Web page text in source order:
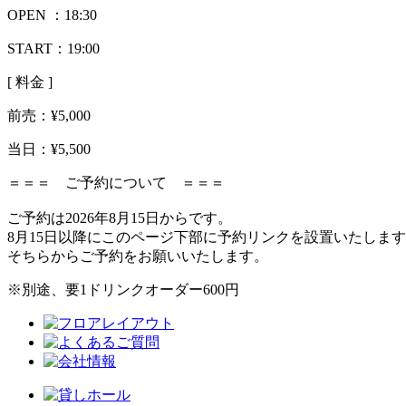
OPEN ： 18:30
START：19:00
[ 料金 ]
前売： ¥5,000
当日： ¥5,500
＝＝＝ ご予約について ＝＝＝
ご予約は2026年8月15日からです。
8月15日以降にこのページ下部に予約リンクを設置いたしま
そちらからご予約をお願いいたします。
※別途、要1ドリンクオーダー600円